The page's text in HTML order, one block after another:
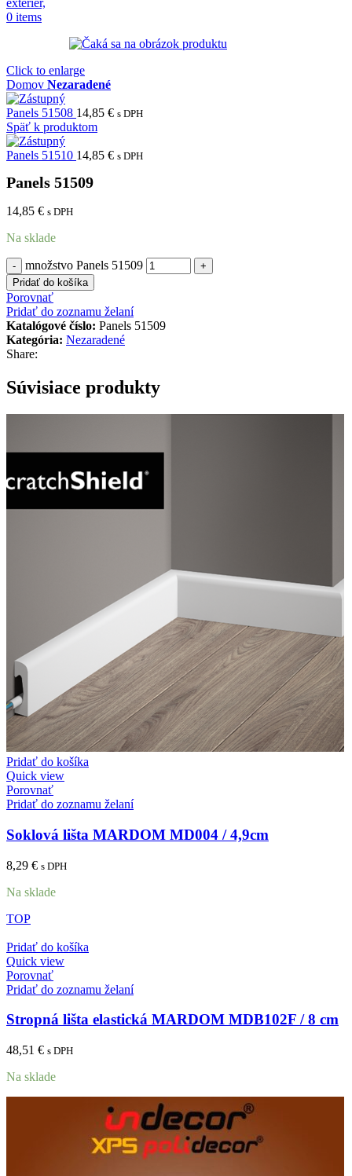
0 items
Click to enlarge
Domov Nezaradené
Panels 51508 14,85 € s DPH
Späť k produktom
Panels 51510 14,85 € s DPH
Panels 51509
14,85 € s DPH
Na sklade
množstvo Panels 51509
Pridať do košíka
Porovnať
Pridať do zoznamu želaní
Katalógové číslo: Panels 51509
Kategória: Nezaradené
Share:
Súvisiace produkty
Pridať do košíka
Quick view
Porovnať
Pridať do zoznamu želaní
Soklová lišta MARDOM MD004 / 4,9cm
8,29 € s DPH
Na sklade
TOP
Pridať do košíka
Quick view
Porovnať
Pridať do zoznamu želaní
Stropná lišta elastická MARDOM MDB102F / 8 cm
48,51 € s DPH
Na sklade